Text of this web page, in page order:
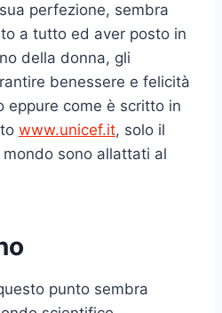
perfezione, sembra
a tutto ed aver posto in
della donna, gli
benessere e felicità
eppure come è scritto in
www.unicef.it, solo il
sono allattati al
punto sembra